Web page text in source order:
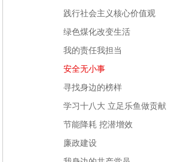
践行社会主义核心价值观
绿色煤化改变生活
我的责任我担当
安全无小事
寻找身边的榜样
学习十八大 立足乐鱼做贡献
节能降耗 挖潜增效
廉政建设